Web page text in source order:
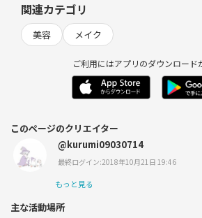
関連カテゴリ
美容 メイク
ご利用にはアプリのダウンロード
このページのクリエイター
@kurumi09030714
最終ログイン:2018年10月21日 19:46
もっと見る
主な活動場所